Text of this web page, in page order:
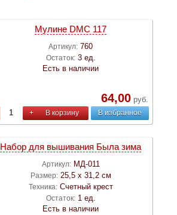
Мулине DMC 117
Артикул: 760
Остаток: 3 ед.
Есть в наличии
64,00руб.
+ В корзину В избранное
Набор для вышивания Была зима
Артикул: МД-011
Размер: 25,5 х 31,2 см
Техника: Счетный крест
Остаток: 1 ед.
Есть в наличии